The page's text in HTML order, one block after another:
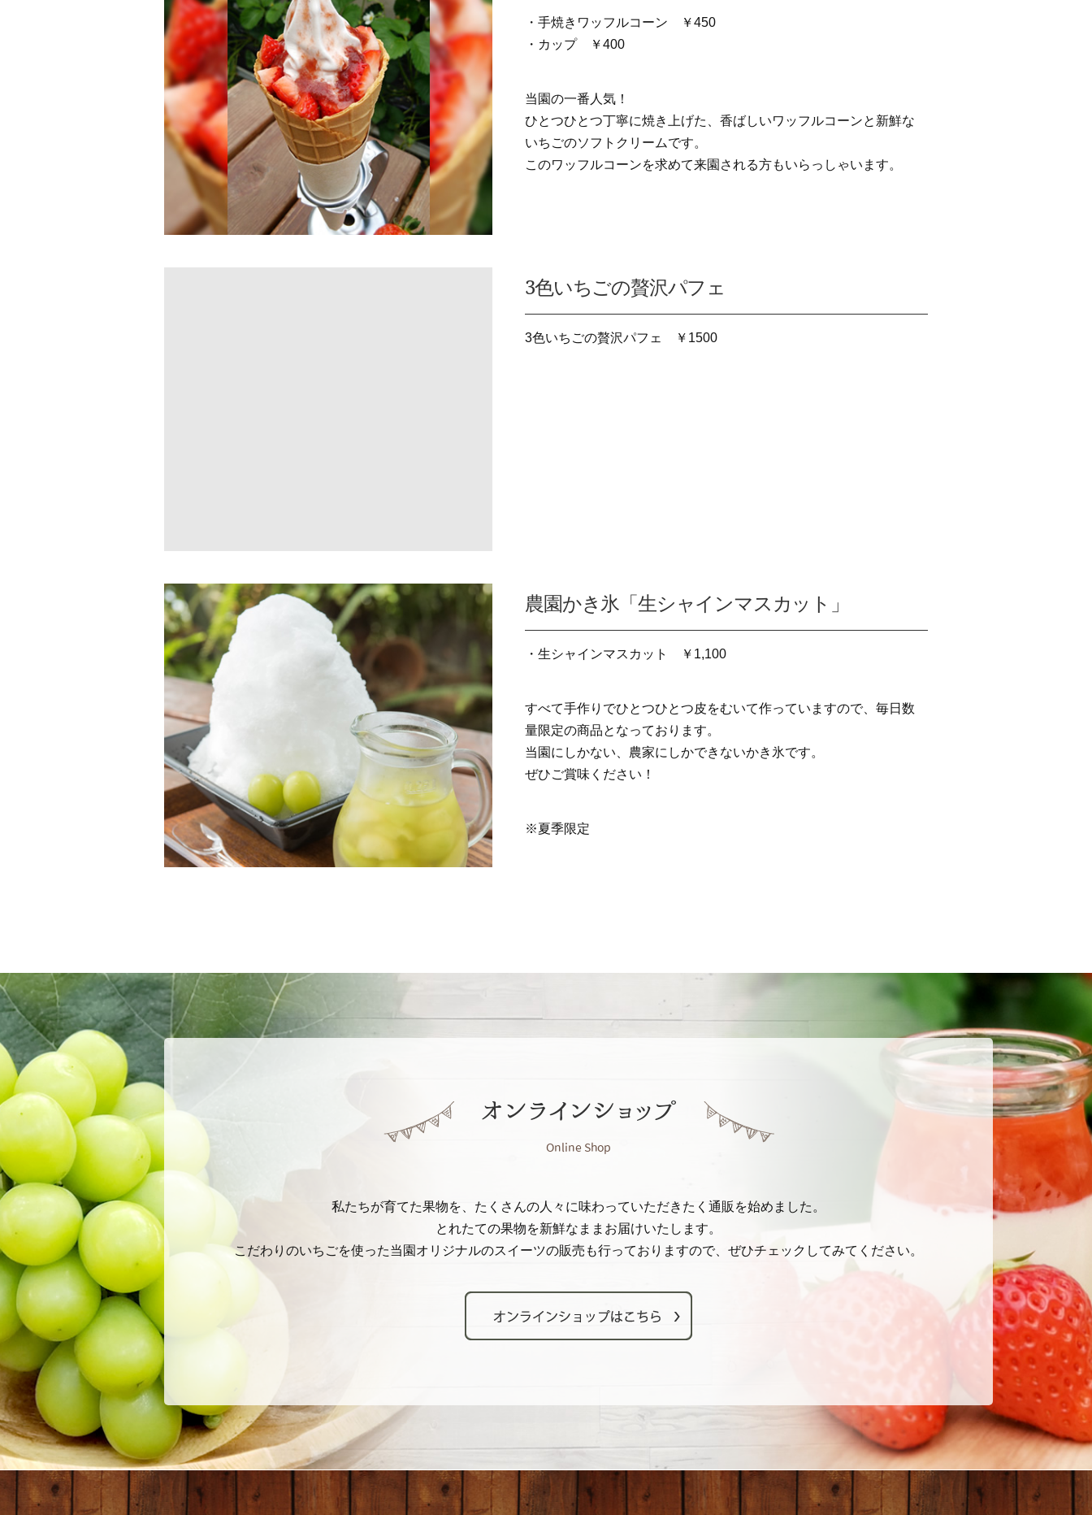
・手焼きワッフルコーン ￥450
・カップ ￥400
当園の一番人気！
ひとつひとつ丁寧に焼き上げた、香ばしいワッフルコーンと新鮮な
いちごのソフトクリームです。
このワッフルコーンを求めて来園される方もいらっしゃいます。
3色いちごの贅沢パフェ
3色いちごの贅沢パフェ ￥1500
農園かき氷「生シャインマスカット」
・生シャインマスカット ￥1,100
すべて手作りでひとつひとつ皮をむいて作っていますので、毎日数
量限定の商品となっております。
当園にしかない、農家にしかできないかき氷です。
ぜひご賞味ください！
※夏季限定
オンラインショップ
Online Shop
私たちが育てた果物を、たくさんの人々に味わっていただきたく通販を始めました。
とれたての果物を新鮮なままお届けいたします。
こだわりのいちごを使った当園オリジナルのスイーツの販売も行っておりますので、ぜひチェックしてみてください。